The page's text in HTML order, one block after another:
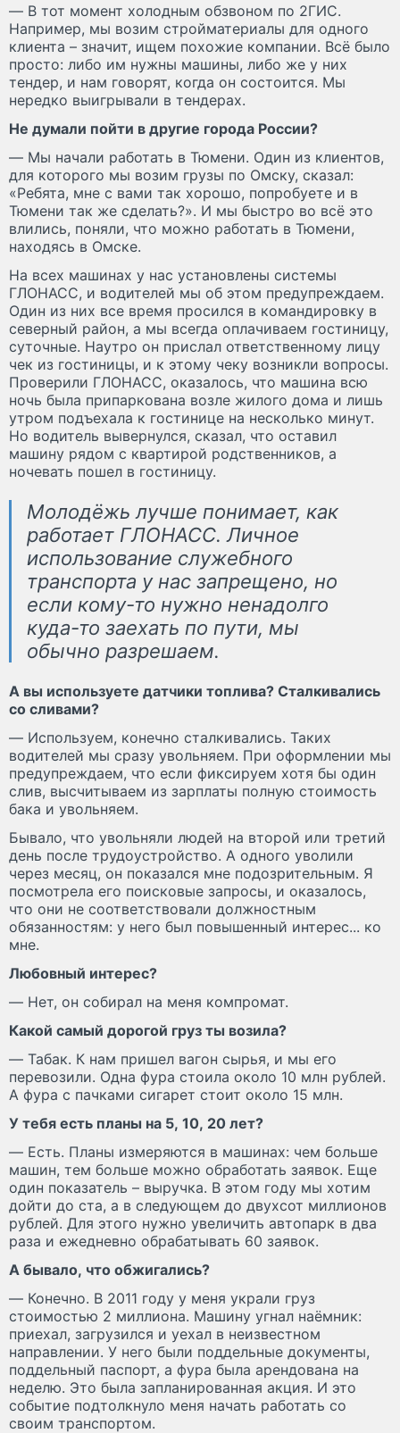
— В тот момент холодным обзвоном по 2ГИС.
Например, мы возим стройматериалы для одного
клиента – значит, ищем похожие компании. Всё было
просто: либо им нужны машины, либо же у них
тендер, и нам говорят, когда он состоится. Мы
нередко выигрывали в тендерах.
Не думали пойти в другие города России?
— Мы начали работать в Тюмени. Один из клиентов,
для которого мы возим грузы по Омску, сказал:
«Ребята, мне с вами так хорошо, попробуете и в
Тюмени так же сделать?». И мы быстро во всё это
влились, поняли, что можно работать в Тюмени,
находясь в Омске.
На всех машинах у нас установлены системы
ГЛОНАСС, и водителей мы об этом предупреждаем.
Один из них все время просился в командировку в
северный район, а мы всегда оплачиваем гостиницу,
суточные. Наутро он прислал ответственному лицу
чек из гостиницы, и к этому чеку возникли вопросы.
Проверили ГЛОНАСС, оказалось, что машина всю
ночь была припаркована возле жилого дома и лишь
утром подъехала к гостинице на несколько минут.
Но водитель вывернулся, сказал, что оставил
машину рядом с квартирой родственников, а
ночевать пошел в гостиницу.
Молодёжь лучше понимает, как
работает ГЛОНАСС. Личное
использование служебного
транспорта у нас запрещено, но
если кому-то нужно ненадолго
куда-то заехать по пути, мы
обычно разрешаем.
А вы используете датчики топлива? Сталкивались
со сливами?
— Используем, конечно сталкивались. Таких
водителей мы сразу увольняем. При оформлении мы
предупреждаем, что если фиксируем хотя бы один
слив, высчитываем из зарплаты полную стоимость
бака и увольняем.
Бывало, что увольняли людей на второй или третий
день после трудоустройство. А одного уволили
через месяц, он показался мне подозрительным. Я
посмотрела его поисковые запросы, и оказалось,
что они не соответствовали должностным
обязанностям: у него был повышенный интерес... ко
мне.
Любовный интерес?
— Нет, он собирал на меня компромат.
Какой самый дорогой груз ты возила?
— Табак. К нам пришел вагон сырья, и мы его
перевозили. Одна фура стоила около 10 млн рублей.
А фура с пачками сигарет стоит около 15 млн.
У тебя есть планы на 5, 10, 20 лет?
— Есть. Планы измеряются в машинах: чем больше
машин, тем больше можно обработать заявок. Еще
один показатель – выручка. В этом году мы хотим
дойти до ста, а в следующем до двухсот миллионов
рублей. Для этого нужно увеличить автопарк в два
раза и ежедневно обрабатывать 60 заявок.
А бывало, что обжигались?
— Конечно. В 2011 году у меня украли груз
стоимостью 2 миллиона. Машину угнал наёмник:
приехал, загрузился и уехал в неизвестном
направлении. У него были поддельные документы,
поддельный паспорт, а фура была арендована на
неделю. Это была запланированная акция. И это
событие подтолкнуло меня начать работать со
своим транспортом.